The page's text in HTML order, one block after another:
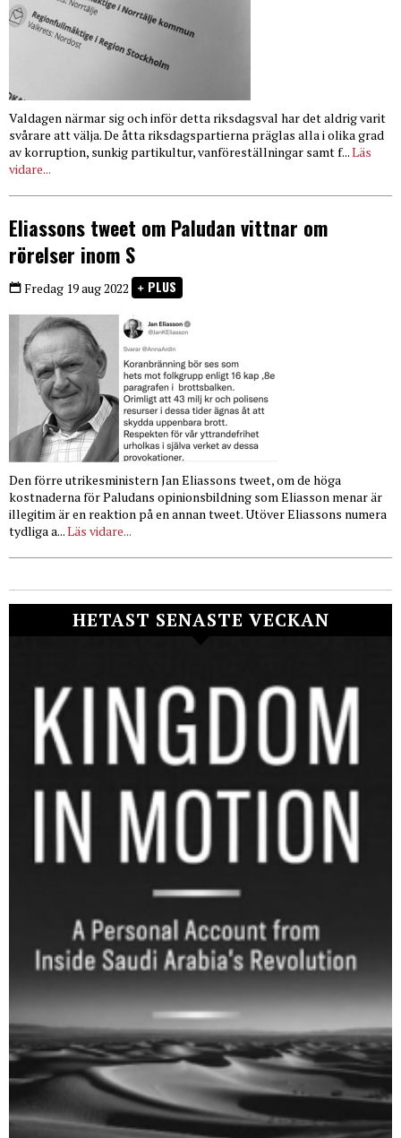
Valdagen närmar sig och inför detta riksdagsval har det aldrig varit
svårare att välja. De åtta riksdagspartierna präglas alla i olika grad
av korruption, sunkig partikultur, vanföreställningar samt f...Läs
vidare...
Eliassons tweet om Paludan vittnar om
rörelser inom S
Fredag 19 aug 2022 PLUS
Den förre utrikesministern Jan Eliassons tweet, om de höga
kostnaderna för Paludans opinionsbildning som Eliasson menar är
illegitim är en reaktion på en annan tweet. Utöver Eliassons numera
tydliga a...Läs vidare...
HETAST SENASTE VECKAN